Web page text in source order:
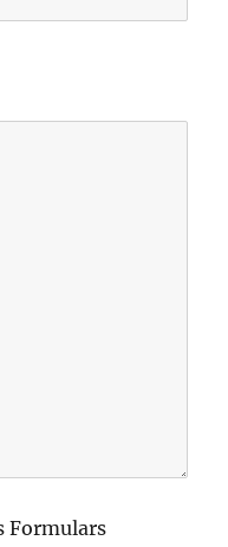
Formulars